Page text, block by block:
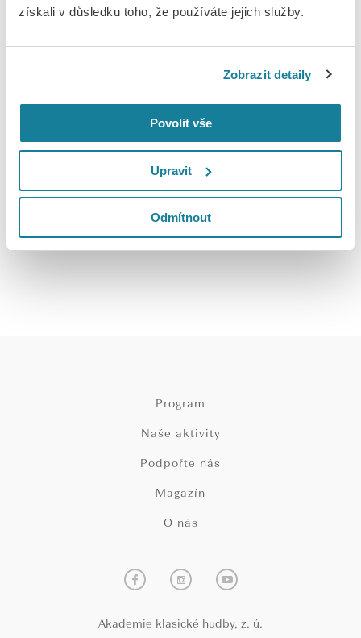
získali v důsledku toho, že používáte jejich služby.
Zobrazit detaily
Povolit vše
Upravit
Odmítnout
asociace jako skutečné opory pro celý festivalový ekosystém –
je klíčové otevřít silnější a systematičtější dialog se státem a
samosprávami. Hudba má v Česku silnou tradici. Podíl na
zodpovědností,“
platforma pro spolupráci organizátorů festivalů a podporu
rozvoje hudebního života napříč regiony.
Gratulujeme Janu Simonovi k jeho zvolení a přejeme mnoho
energie a úspěchů v nové roli.
Více informací naleznetezde.
Program
Naše aktivity
Podpořte nás
Magazín
O nás
Akademie klasické hudby, z. ú.